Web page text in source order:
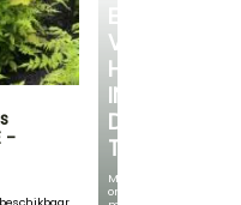
EEN
VERKOELEND
HOEKJE
IN
DE
TUIN
Met
onze
-